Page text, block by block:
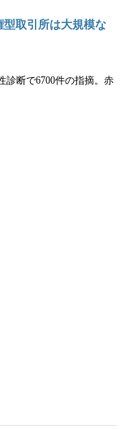
取引所は大規模な
診断で6700件の指摘。赤